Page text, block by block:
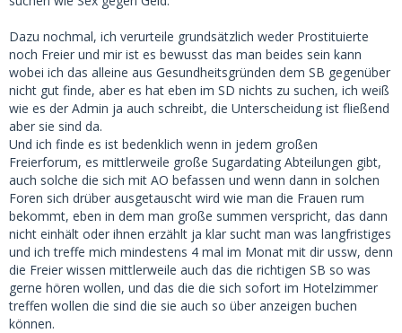
Freier-Ecke sehe. Und die hatten allesamt einen überhaupt
nicht wertschätzenden Blick auf die jungen Damen. Die
Abgrenzung hat etwas mit Respekt zu tun. Dazu gehört auch
zu respektieren, dass junge Frauen für sich einfach
entscheiden können, Lust auf sowas zu haben, ohne sich in
etwas beziehungsähnliches zu stürzen. Gesteh das den
Menschen das doch einfach mal zu.
Friede für alle
Dazu nochmal, ich verurteile grundsätzlich weder Prostituierte
noch Freier und mir ist es bewusst das man beides sein kann
wobei ich das alleine aus Gesundheitsgründen dem SB gegenüber
nicht gut finde, aber es hat eben im SD nichts zu suchen, ich weiß
wie es der Admin ja auch schreibt, die Unterscheidung ist fließend
aber sie sind da.
Und ich finde es ist bedenklich wenn in jedem großen
Freierforum, es mittlerweile große Sugardating Abteilungen gibt,
auch solche die sich mit AO befassen und wenn dann in solchen
Foren sich drüber ausgetauscht wird wie man die Frauen rum
bekommt, eben in dem man große summen verspricht, das dann
nicht einhält oder ihnen erzählt ja klar sucht man was langfristiges
und ich treffe mich mindestens 4 mal im Monat mit dir ussw, denn
die Freier wissen mittlerweile auch das die richtigen SB so was
gerne hören wollen, und das die die sich sofort im Hotelzimmer
treffen wollen die sind die sie auch so über anzeigen buchen
können.